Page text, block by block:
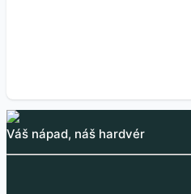
Váš nápad, náš hardvér